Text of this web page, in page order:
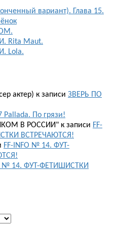
вариант). Глава 15.
Rita Maut.
Lola.
актер) к записи ЗВЕРЬ ПО
Pallada. По грязи!
В РОССИИ" к записи FF-
ВСТРЕЧАЮТСЯ!
FF-INFO № 14. ФУТ-
№ 14. ФУТ-ФЕТИШИСТКИ